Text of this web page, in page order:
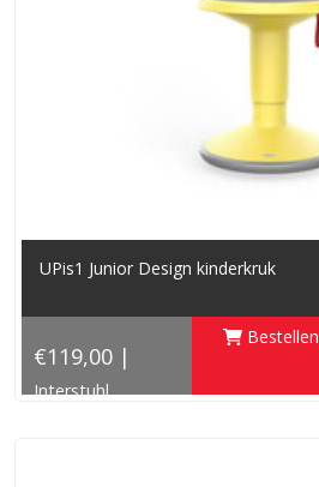
UPis1 Junior Design kinderkruk
€119,00 |
Interstuhl
Bestellen